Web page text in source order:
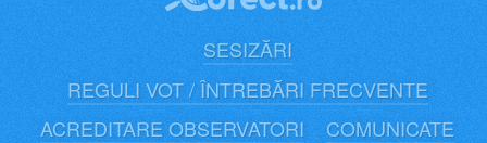
SESIZĂRI
REGULI VOT / ÎNTREBĂRI FRECVENTE
ACREDITARE OBSERVATORI
COMUNICATE